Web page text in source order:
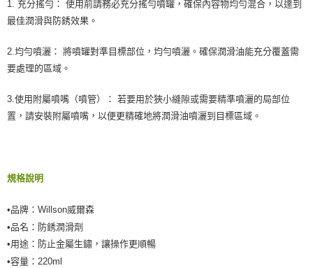
1. 充分搖勻： 使用前請務必充分搖勻噴罐，確保內容物均勻混合，以達到
最佳潤滑與防銹效果。
2.均勻噴灑： 將噴罐對準目標部位，均勻噴灑。確保潤滑油能充分覆蓋需
要處理的區域。
3.使用附屬噴嘴（噴管）： 若要用於狹小縫隙或需要精準噴灑的局部位
置，請安裝附屬噴嘴，以便更精確地將潤滑油噴灑到目標區域。
規格說明
•品牌：Willson威爾森
•品名：防銹潤滑劑
•用途：防止金屬生鏽，讓操作更順暢
•容量：220ml